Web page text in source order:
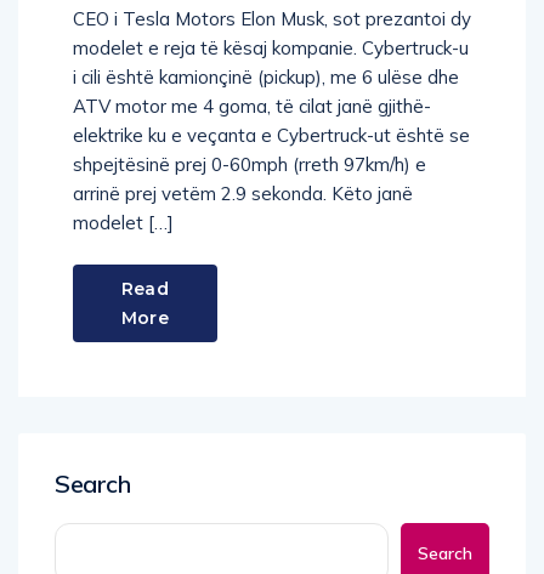
CEO i Tesla Motors Elon Musk, sot prezantoi dy
modelet e reja të kësaj kompanie. Cybertruck-u
i cili është kamionçinë (pickup), me 6 ulëse dhe
ATV motor me 4 goma, të cilat janë gjithë-
elektrike ku e veçanta e Cybertruck-ut është se
shpejtësinë prej 0-60mph (rreth 97km/h) e
arrinë prej vetëm 2.9 sekonda. Këto janë
modelet […]
Read
More
Search
Search